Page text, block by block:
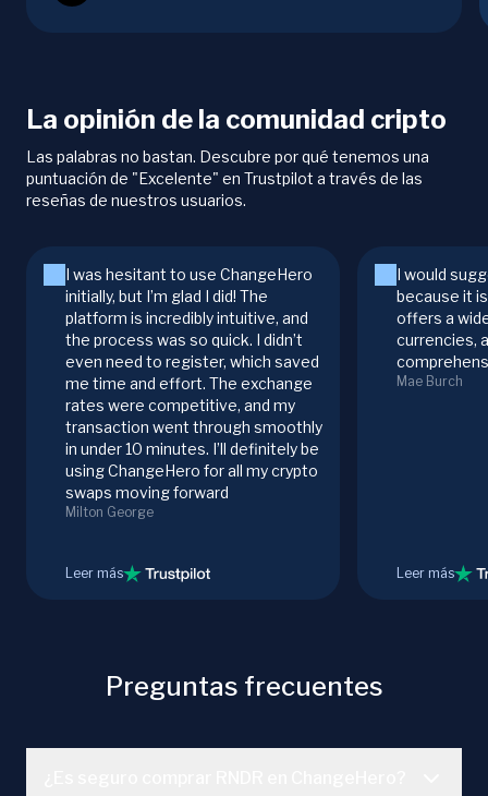
La opinión de la comunidad cripto
Las palabras no bastan. Descubre por qué tenemos una
puntuación de "Excelente" en Trustpilot a través de las
reseñas de nuestros usuarios.
I was hesitant to use ChangeHero
initially, but I’m glad I did! The
platform is incredibly intuitive, and
the process was so quick. I didn’t
even need to register, which saved
me time and effort. The exchange
rates were competitive, and my
transaction went through smoothly
in under 10 minutes. I’ll definitely be
using ChangeHero for all my crypto
swaps moving forward
Milton George
Leer más
I would
because it
offers a
currencies,
Mae Burch
Leer más
Preguntas frecuentes